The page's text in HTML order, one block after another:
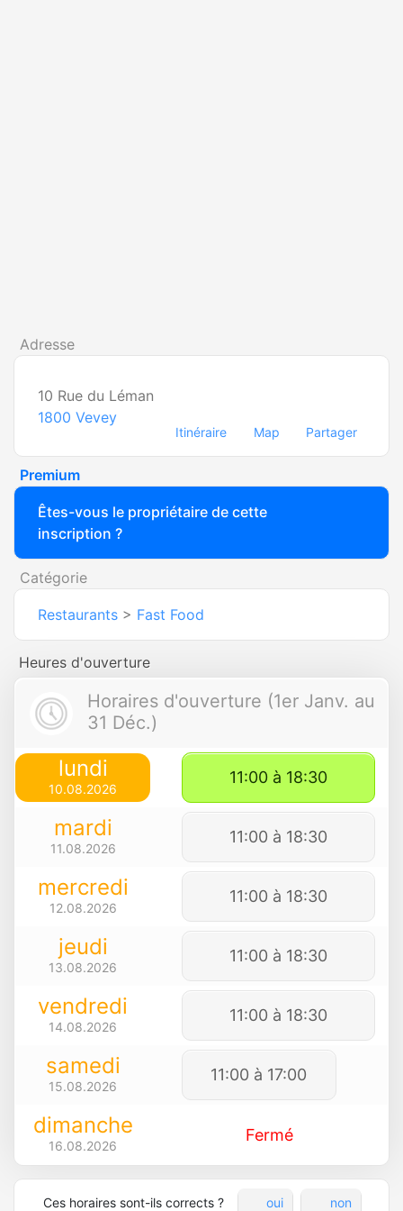
Adresse
10 Rue du Léman
1800 Vevey
Itinéraire Map Partager
Premium
Êtes-vous le propriétaire de cette
inscription ?
Catégorie
Restaurants > Fast Food
Heures d'ouverture
Horaires d'ouverture (1er Janv. au
31 Déc.)
lundi
10.08.2026
11:00 à 18:30
mardi
11.08.2026
11:00 à 18:30
mercredi
12.08.2026
11:00 à 18:30
jeudi
13.08.2026
11:00 à 18:30
vendredi
14.08.2026
11:00 à 18:30
samedi
15.08.2026
11:00 à 17:00
dimanche
16.08.2026
Fermé
Ces horaires sont-ils corrects ? oui non